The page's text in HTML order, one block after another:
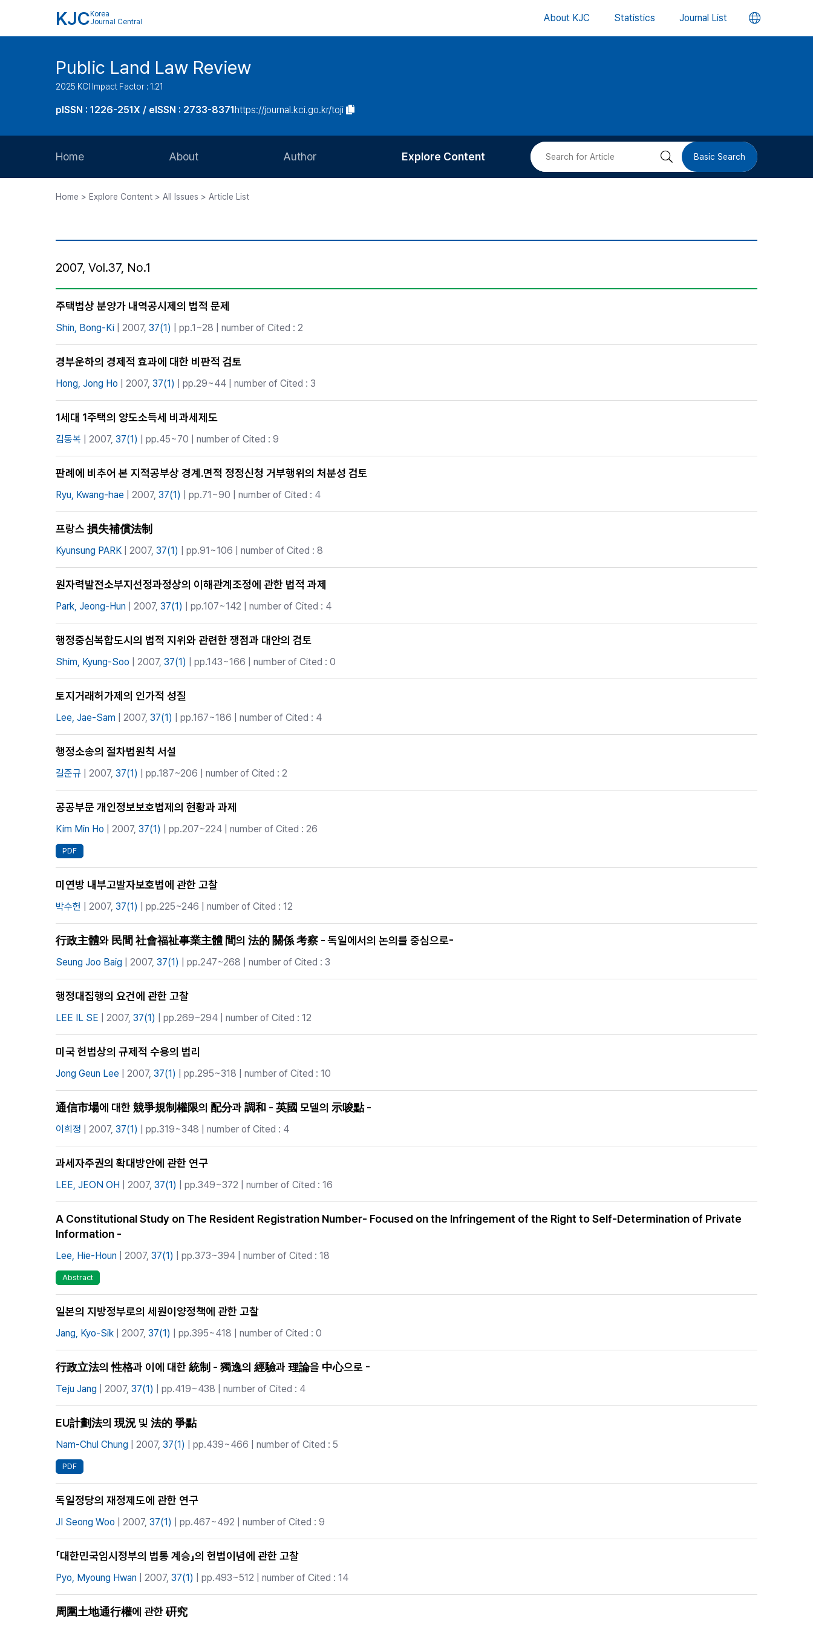
KJC Korea
Journal Central
About KJC Statistics Journal List 언
버
Public Land Law Review
2025 KCI Impact Factor : 1.21
pISSN : 1226-251X / eISSN : 2733-8371https://journal.kci.go.kr/toji
Home About Author Explore Content 검 Basic Search
Home > Explore Content > All Issues > Article List
2007, Vol.37, No.1
주택법상 분양가 내역공시제의 법적 문제
Shin, Bong-Ki | 2007, 37(1) | pp.1~28 | number of Cited : 2
경부운하의 경제적 효과에 대한 비판적 검토
Hong, Jong Ho | 2007, 37(1) | pp.29~44 | number of Cited : 3
1세대 1주택의 양도소득세 비과세제도
김동복 | 2007, 37(1) | pp.45~70 | number of Cited : 9
판례에 비추어 본 지적공부상 경계․면적 정정신청 거부행위의 처분성 검토
Ryu, Kwang-hae | 2007, 37(1) | pp.71~90 | number of Cited : 4
프랑스 損失補償法制
Kyunsung PARK | 2007, 37(1) | pp.91~106 | number of Cited : 8
원자력발전소부지선정과정상의 이해관계조정에 관한 법적 과제
Park, Jeong-Hun | 2007, 37(1) | pp.107~142 | number of Cited : 4
행정중심복합도시의 법적 지위와 관련한 쟁점과 대안의 검토
Shim, Kyung-Soo | 2007, 37(1) | pp.143~166 | number of Cited : 0
토지거래허가제의 인가적 성질
Lee, Jae-Sam | 2007, 37(1) | pp.167~186 | number of Cited : 4
행정소송의 절차법원칙 서설
길준규 | 2007, 37(1) | pp.187~206 | number of Cited : 2
공공부문 개인정보보호법제의 현황과 과제
Kim Min Ho | 2007, 37(1) | pp.207~224 | number of Cited : 26
PDF
미연방 내부고발자보호법에 관한 고찰
박수헌 | 2007, 37(1) | pp.225~246 | number of Cited : 12
行政主體와 民間 社會福祉事業主體 間의 法的 關係 考察 - 독일에서의 논의를 중심으로-
Seung Joo Baig | 2007, 37(1) | pp.247~268 | number of Cited : 3
행정대집행의 요건에 관한 고찰
LEE IL SE | 2007, 37(1) | pp.269~294 | number of Cited : 12
미국 헌법상의 규제적 수용의 법리
Jong Geun Lee | 2007, 37(1) | pp.295~318 | number of Cited : 10
通信市場에 대한 競爭規制權限의 配分과 調和 - 英國 모델의 示唆點 -
이희정 | 2007, 37(1) | pp.319~348 | number of Cited : 4
과세자주권의 확대방안에 관한 연구
LEE, JEON OH | 2007, 37(1) | pp.349~372 | number of Cited : 16
A Constitutional Study on The Resident Registration Number- Focused on the Infringement of the Right to Self-Determination of Private
Information -
Lee, Hie-Houn | 2007, 37(1) | pp.373~394 | number of Cited : 18
Abstract
일본의 지방정부로의 세원이양정책에 관한 고찰
Jang, Kyo-Sik | 2007, 37(1) | pp.395~418 | number of Cited : 0
行政立法의 性格과 이에 대한 統制 - 獨逸의 經驗과 理論을 中心으로 -
Teju Jang | 2007, 37(1) | pp.419~438 | number of Cited : 4
EU計劃法의 現況 및 法的 爭點
Nam-Chul Chung | 2007, 37(1) | pp.439~466 | number of Cited : 5
PDF
독일정당의 재정제도에 관한 연구
JI Seong Woo | 2007, 37(1) | pp.467~492 | number of Cited : 9
「대한민국임시정부의 법통 계승」의 헌법이념에 관한 고찰
Pyo, Myoung Hwan | 2007, 37(1) | pp.493~512 | number of Cited : 14
周圍土地通行權에 관한 硏究